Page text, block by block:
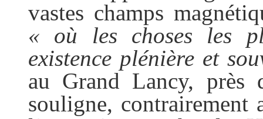
vastes champs
« où les choses les
existence plénière et
au Grand Lancy, près
souligne, contrairement